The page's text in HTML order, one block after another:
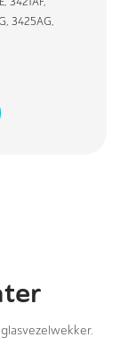
, 3425AG,